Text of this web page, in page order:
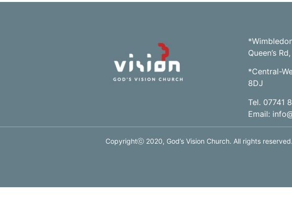
Queen’s
*Central-
8DJ
Tel. 07741
Email:
Copyrightⓒ 2020, God’s Vision Church. All rights